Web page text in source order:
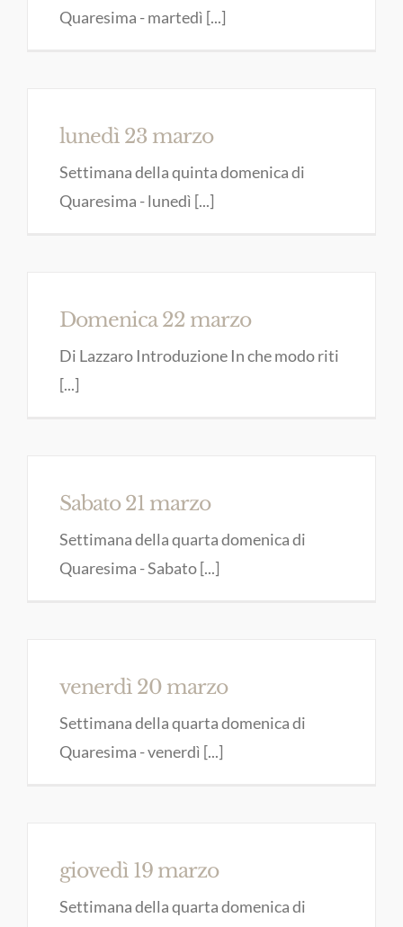
Quaresima - martedì [...]
lunedì 23 marzo
Settimana della quinta domenica di
Quaresima - lunedì [...]
Domenica 22 marzo
Di Lazzaro Introduzione In che modo riti
[...]
Sabato 21 marzo
Settimana della quarta domenica di
Quaresima - Sabato [...]
venerdì 20 marzo
Settimana della quarta domenica di
Quaresima - venerdì [...]
giovedì 19 marzo
Settimana della quarta domenica di